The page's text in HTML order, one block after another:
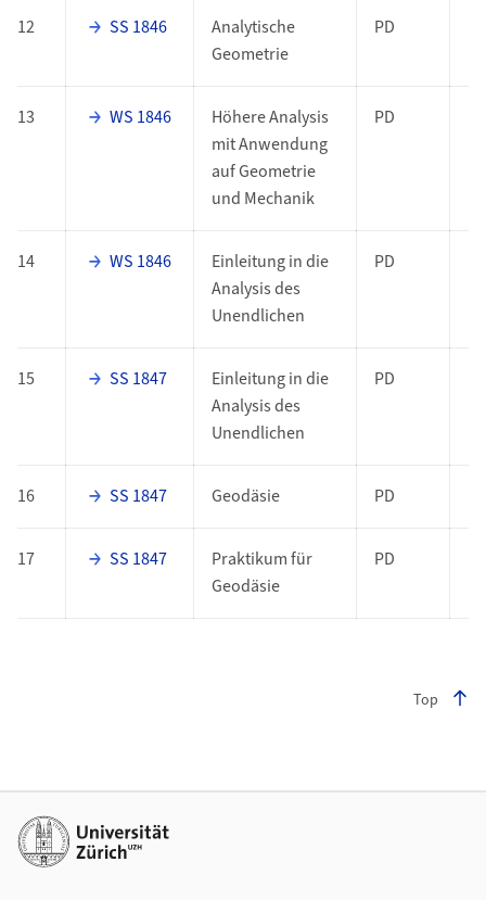
12 SS 1846
Analytische
Geometrie
PD
13 WS 1846
Höhere Analysis
mit Anwendung
auf Geometrie
und Mechanik
PD
14 WS 1846
Einleitung in die
Analysis des
Unendlichen
PD
15 SS 1847
Einleitung in die
Analysis des
Unendlichen
PD
16 SS 1847 Geodäsie PD
17 SS 1847
Praktikum für
Geodäsie
PD
Top
Weiterführende Links